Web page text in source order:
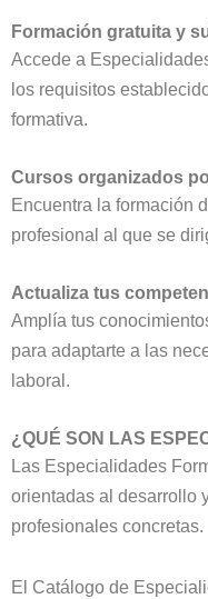
Formación gratuita y
Accede a
los requisitos
formativa.
Cursos organizados
Encuentra la formación
profesional al que se
Actualiza tus
Amplía tus
para adaptarte a las
laboral.
¿QUÉ SON LAS
Las Especialidades
orientadas al desarrollo
profesionales concretas.
El Catálogo de